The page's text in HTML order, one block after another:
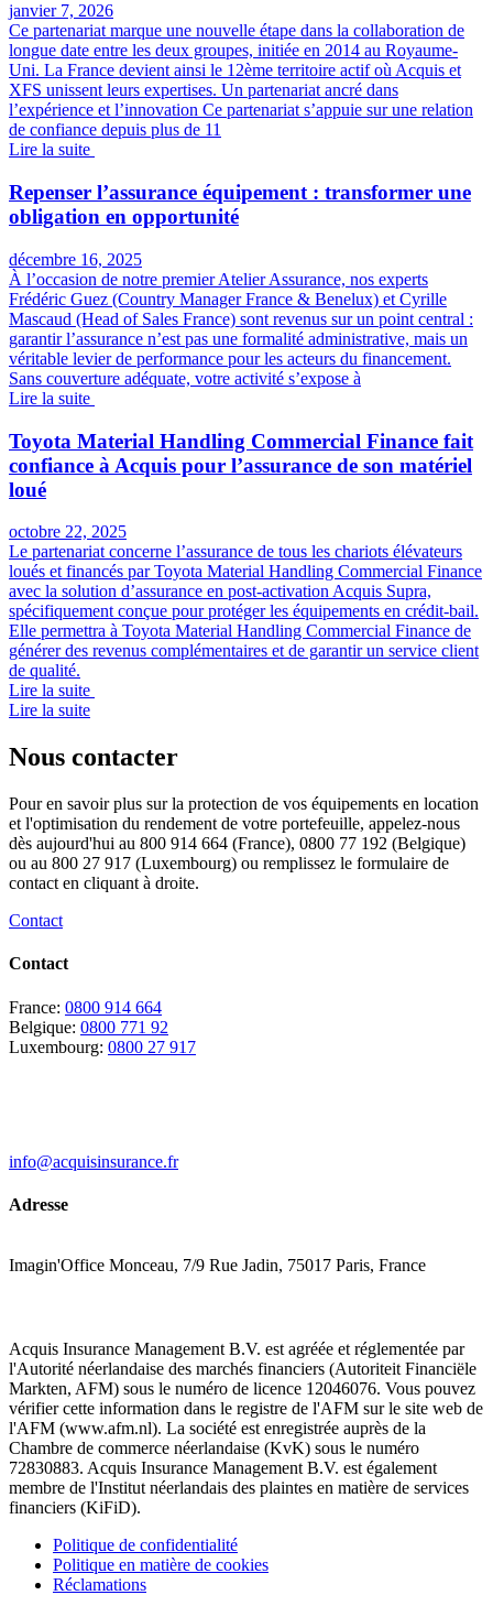
janvier 7, 2026
Ce partenariat marque une nouvelle étape dans la collaboration de
longue date entre les deux groupes, initiée en 2014 au Royaume-
Uni. La France devient ainsi le 12ème territoire actif où Acquis et
XFS unissent leurs expertises. Un partenariat ancré dans
l’expérience et l’innovation Ce partenariat s’appuie sur une relation
de confiance depuis plus de 11
Lire la suite
Repenser l’assurance équipement : transformer une
obligation en opportunité
décembre 16, 2025
À l’occasion de notre premier Atelier Assurance, nos experts
Frédéric Guez (Country Manager France & Benelux) et Cyrille
Mascaud (Head of Sales France) sont revenus sur un point central :
garantir l’assurance n’est pas une formalité administrative, mais un
véritable levier de performance pour les acteurs du financement.
Sans couverture adéquate, votre activité s’expose à
Lire la suite
Toyota Material Handling Commercial Finance fait
confiance à Acquis pour l’assurance de son matériel
loué
octobre 22, 2025
Le partenariat concerne l’assurance de tous les chariots élévateurs
loués et financés par Toyota Material Handling Commercial Finance
avec la solution d’assurance en post-activation Acquis Supra,
spécifiquement conçue pour protéger les équipements en crédit-bail.
Elle permettra à Toyota Material Handling Commercial Finance de
générer des revenus complémentaires et de garantir un service client
de qualité.
Lire la suite
Lire la suite
Nous contacter
Pour en savoir plus sur la protection de vos équipements en location
et l'optimisation du rendement de votre portefeuille, appelez-nous
dès aujourd'hui au 800 914 664 (France), 0800 77 192 (Belgique)
ou au 800 27 917 (Luxembourg) ou remplissez le formulaire de
contact en cliquant à droite.
Contact
Contact
France: 0800 914 664
Belgique: 0800 771 92
Luxembourg: 0800 27 917
info@acquisinsurance.fr
Adresse
Imagin'Office Monceau, 7/9 Rue Jadin, 75017 Paris, France
Acquis Insurance Management B.V. est agréée et réglementée par
l'Autorité néerlandaise des marchés financiers (Autoriteit Financiële
Markten, AFM) sous le numéro de licence 12046076. Vous pouvez
vérifier cette information dans le registre de l'AFM sur le site web de
l'AFM (www.afm.nl). La société est enregistrée auprès de la
Chambre de commerce néerlandaise (KvK) sous le numéro
72830883. Acquis Insurance Management B.V. est également
membre de l'Institut néerlandais des plaintes en matière de services
financiers (KiFiD).
Politique de confidentialité
Politique en matière de cookies
Réclamations